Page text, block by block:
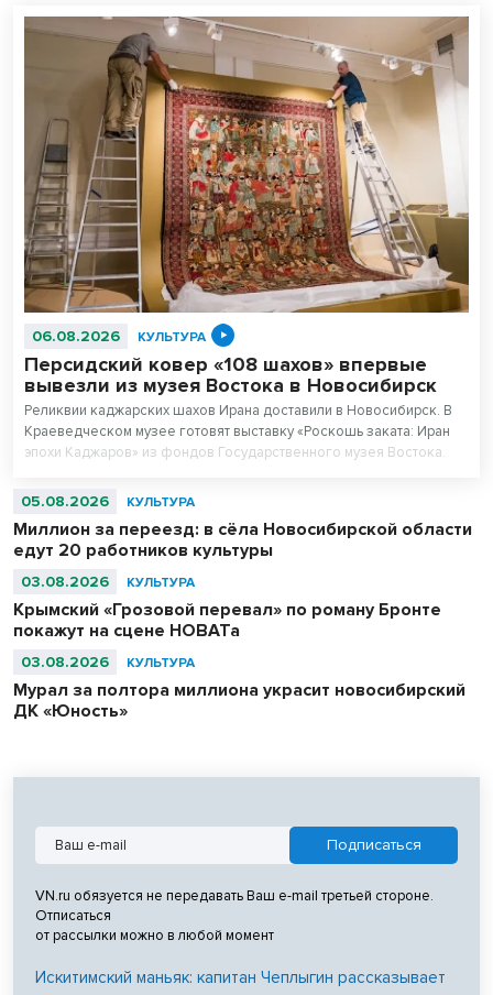
06.08.2026 КУЛЬТУРА
Персидский ковер «108 шахов» впервые
вывезли из музея Востока в Новосибирск
Реликвии каджарских шахов Ирана доставили в Новосибирск. В
Краеведческом музее готовят выставку «Роскошь заката: Иран
эпохи Каджаров» из фондов Государственного музея Востока.
сотканный для последнего шаха династии – 11-летнего Султан
05.08.2026 КУЛЬТУРА
Миллион за переезд: в сёла Новосибирской области
едут 20 работников культуры
03.08.2026 КУЛЬТУРА
Крымский «Грозовой перевал» по роману Бронте
покажут на сцене НОВАТа
03.08.2026 КУЛЬТУРА
Мурал за полтора миллиона украсит новосибирский
ДК «Юность»
VN.ru обязуется не передавать Ваш e-mail третьей стороне.
Отписаться
от рассылки можно в любой момент
Искитимский маньяк: капитан Чеплыгин рассказывает